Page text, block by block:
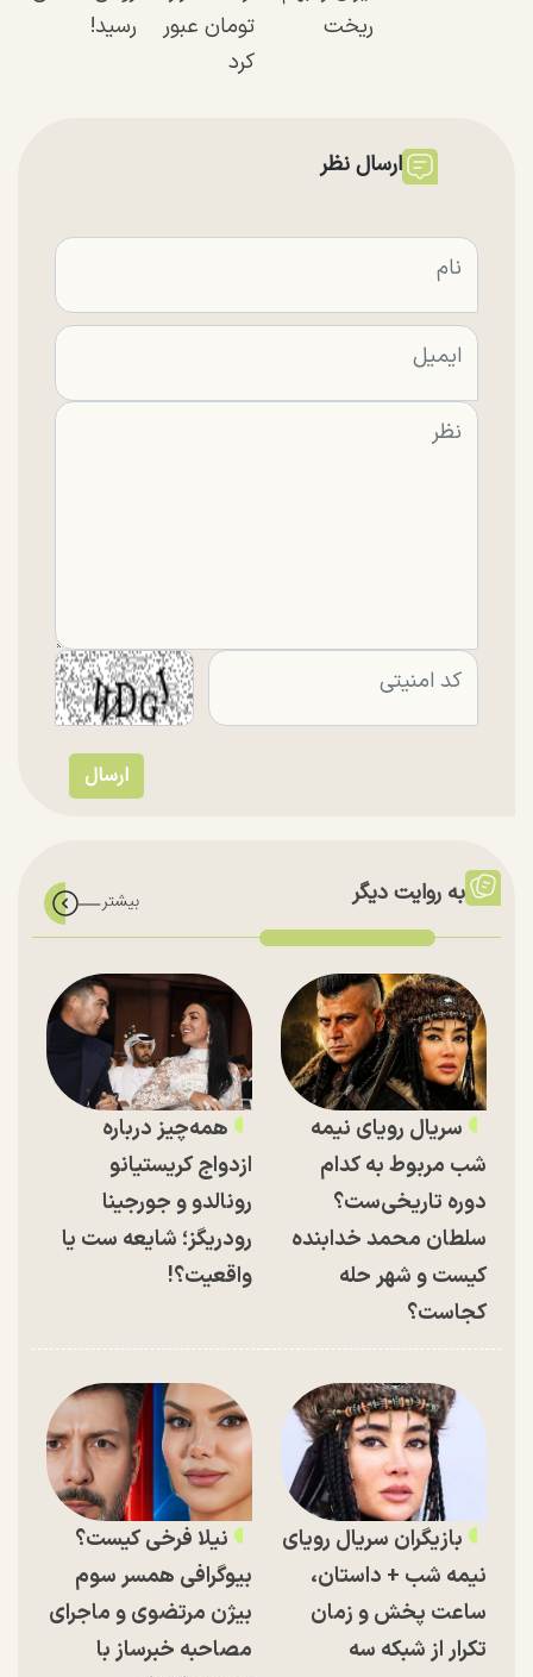
ریخت
تومان عبور
کرد
رسید!
ارسال نظر
به روایت دیگر
سریال رویای نیمه
شب مربوط به کدام
دوره تاریخی‌ست؟
سلطان محمد خدابنده
کیست و شهر حله
کجاست؟
همه‌چیز درباره
ازدواج کریستیانو
رونالدو و جورجینا
رودریگز؛ شایعه ست یا
واقعیت؟!
بازیگران سریال رویای
نیمه شب + داستان،
ساعت پخش و زمان
تکرار از شبکه سه
نیلا فرخی کیست؟
بیوگرافی همسر سوم
بیژن مرتضوی و ماجرای
مصاحبه خبرساز با